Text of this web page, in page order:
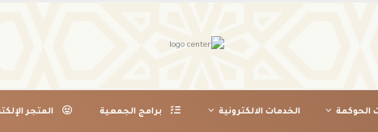
الحوكمة الخدمات الالكترونية برامج الجمعية المتجر